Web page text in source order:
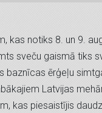
kas notiks 8. un 9.
sveču gaismā tiks
baznīcas ērģeļu
Latvijas
kas piesaistījis